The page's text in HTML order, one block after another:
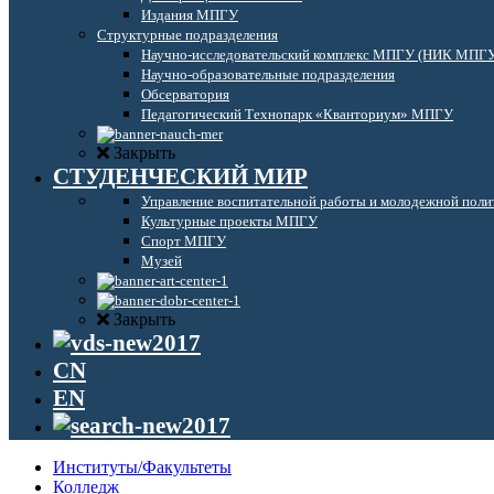
Издания МПГУ
Структурные подразделения
Научно-исследовательский комплекс МПГУ (НИК
Научно-образовательные подразделения
Обсерватория
Педагогический Технопарк «Кванториум» МПГУ
Закрыть
СТУДЕНЧЕСКИЙ МИР
Управление воспитательной работы и молодежной
Культурные проекты МПГУ
Спорт МПГУ
Музей
Закрыть
CN
EN
Институты/Факультеты
Колледж